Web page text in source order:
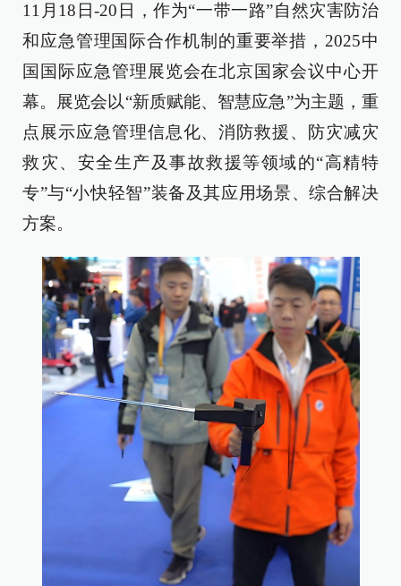
11月18日-20日，作为“一带一路”自然灾害防治
和应急管理国际合作机制的重要举措，2025中
国国际应急管理展览会在北京国家会议中心开
幕。展览会以“新质赋能、智慧应急”为主题，重
点展示应急管理信息化、消防救援、防灾减灾
救灾、安全生产及事故救援等领域的“高精特
专”与“小快轻智”装备及其应用场景、综合解决
方案。